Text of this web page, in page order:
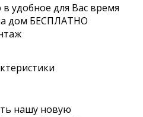
удобное для Вас время
дом БЕСПЛАТНО
нашу новую